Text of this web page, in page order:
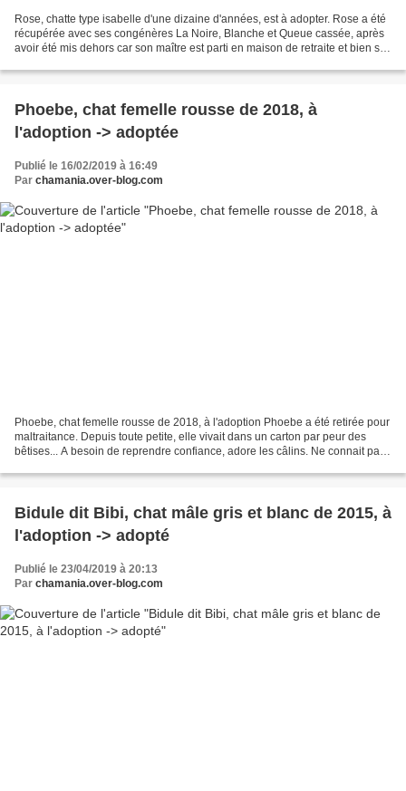
Rose, chatte type isabelle d'une dizaine d'années, est à adopter. Rose a été
récupérée avec ses congénères La Noire, Blanche et Queue cassée, après
avoir été mis dehors car son maître est parti en maison de retraite et bien sûr,
Phoebe, chat femelle rousse de 2018, à
l'adoption -> adoptée
Publié le 16/02/2019 à 16:49
Par chamania.over-blog.com
Phoebe, chat femelle rousse de 2018, à l'adoption Phoebe a été retirée pour
maltraitance. Depuis toute petite, elle vivait dans un carton par peur des
bêtises... A besoin de reprendre confiance, adore les câlins. Ne connait pas
Bidule dit Bibi, chat mâle gris et blanc de 2015, à
l'adoption -> adopté
Publié le 23/04/2019 à 20:13
Par chamania.over-blog.com